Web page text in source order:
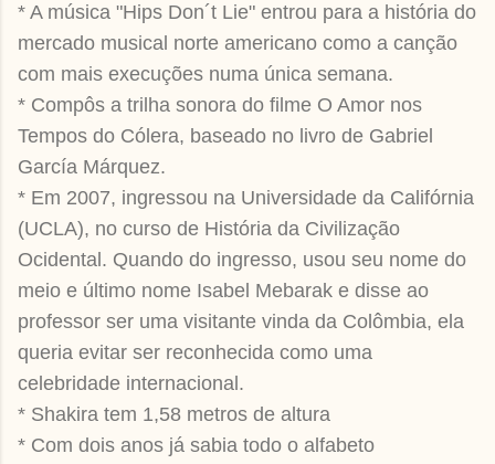
* A música "Hips Don´t Lie" entrou para a história do
mercado musical norte americano como a canção
com mais execuções numa única semana.
* Compôs a trilha sonora do filme O Amor nos
Tempos do Cólera, baseado no livro de Gabriel
García Márquez.
* Em 2007, ingressou na Universidade da Califórnia
(UCLA), no curso de História da Civilização
Ocidental. Quando do ingresso, usou seu nome do
meio e último nome Isabel Mebarak e disse ao
professor ser uma visitante vinda da Colômbia, ela
queria evitar ser reconhecida como uma
celebridade internacional.
* Shakira tem 1,58 metros de altura
* Com dois anos já sabia todo o alfabeto